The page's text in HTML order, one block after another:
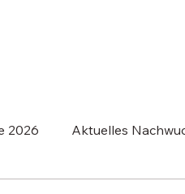
2026 Aktuelles